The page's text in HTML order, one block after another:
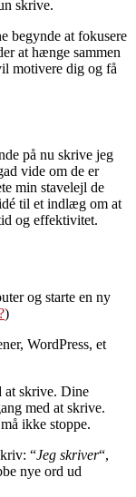
skrive.
begynde at fokusere
at hænge sammen
motivere dig og få
på nu skrive jeg
vide om de er
min stavelejl de
til et indlæg om at
og effektivitet.
og starte en ny
)
WordPress, et
at skrive. Dine
med at skrive.
ikke stoppe.
“Jeg skriver“,
nye ord ud